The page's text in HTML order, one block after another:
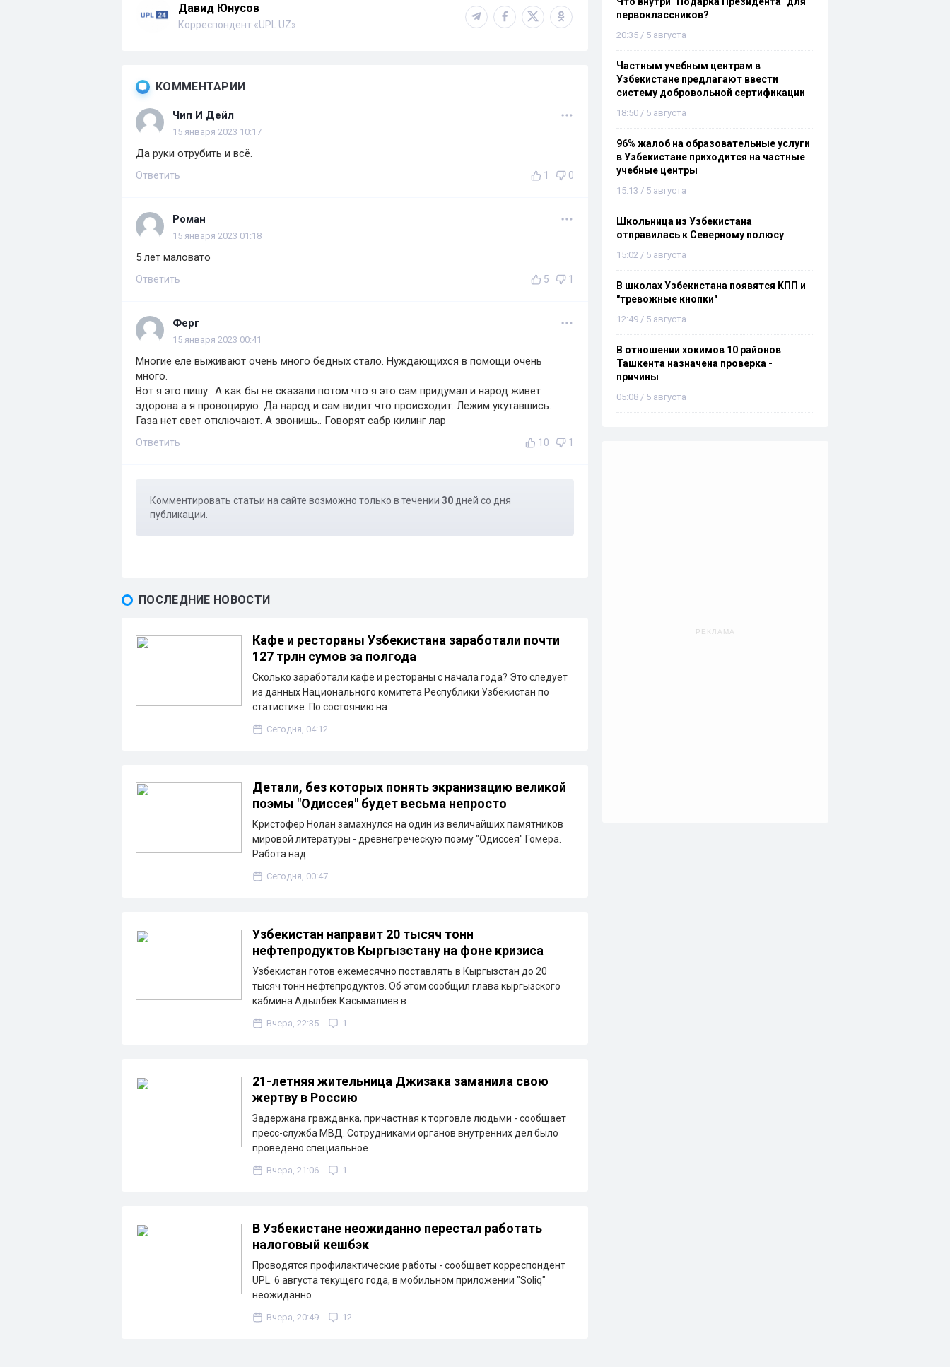
Давид Юнусов
Корреспондент «UPL.UZ»
КОММЕНТАРИИ
Чип И Дейл
15 января 2023 10:17
Да руки отрубить и всё.
Ответить 1 0
Роман
15 января 2023 01:18
5 лет маловато
Ответить 5 1
Ферг
15 января 2023 00:41
Многие еле выживают очень много бедных стало. Нуждающихся в помощи очень
много.
Вот я это пишу.. А как бы не сказали потом что я это сам придумал и народ живёт
здорова а я провоцирую. Да народ и сам видит что происходит. Лежим укутавшись.
Газа нет свет отключают. А звонишь.. Говорят сабр килинг лар
Ответить 10 1
Комментировать статьи на сайте возможно только в течении 30 дней со дня
публикации.
ПОСЛЕДНИЕ НОВОСТИ
Кафе и рестораны Узбекистана заработали почти
127 трлн сумов за полгода
Сколько заработали кафе и рестораны с начала года? Это следует
из данных Национального комитета Республики Узбекистан по
статистике. По состоянию на
Сегодня, 04:12
Детали, без которых понять экранизацию великой
поэмы "Одиссея" будет весьма непросто
Кристофер Нолан замахнулся на один из величайших памятников
мировой литературы - древнегреческую поэму "Одиссея" Гомера.
Работа над
Сегодня, 00:47
Узбекистан направит 20 тысяч тонн
нефтепродуктов Кыргызстану на фоне кризиса
Узбекистан готов ежемесячно поставлять в Кыргызстан до 20
тысяч тонн нефтепродуктов. Об этом сообщил глава кыргызского
кабмина Адылбек Касымалиев в
Вчера, 22:35 1
21-летняя жительница Джизака заманила свою
жертву в Россию
Задержана гражданка, причастная к торговле людьми - сообщает
пресс-служба МВД. Сотрудниками органов внутренних дел было
проведено специальное
Вчера, 21:06 1
В Узбекистане неожиданно перестал работать
налоговый кешбэк
Проводятся профилактические работы - сообщает корреспондент
UPL. 6 августа текущего года, в мобильном приложении "Soliq"
неожиданно
Вчера, 20:49 12
первоклассников?
20:35 / 5 августа
Частным учебным центрам в
Узбекистане предлагают ввести
систему добровольной сертификации
18:50 / 5 августа
96% жалоб на образовательные услуги
в Узбекистане приходится на частные
учебные центры
15:13 / 5 августа
Школьница из Узбекистана
отправилась к Северному полюсу
15:02 / 5 августа
В школах Узбекистана появятся КПП и
"тревожные кнопки"
12:49 / 5 августа
В отношении хокимов 10 районов
Ташкента назначена проверка -
причины
05:08 / 5 августа